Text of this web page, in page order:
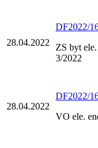
28.04.2022
DF2022/
ZS byt
3/2022
28.04.2022
DF2022/
VO ele.